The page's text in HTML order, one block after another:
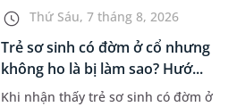
không thể vận động đi lại được. Kết
quả thăm khám tại Phòng...
Thứ Sáu, 7 tháng 8, 2026
Trẻ sơ sinh có đờm ở cổ nhưng
không ho là bị làm sao? Hướ...
Khi nhận thấy trẻ sơ sinh có đờm ở